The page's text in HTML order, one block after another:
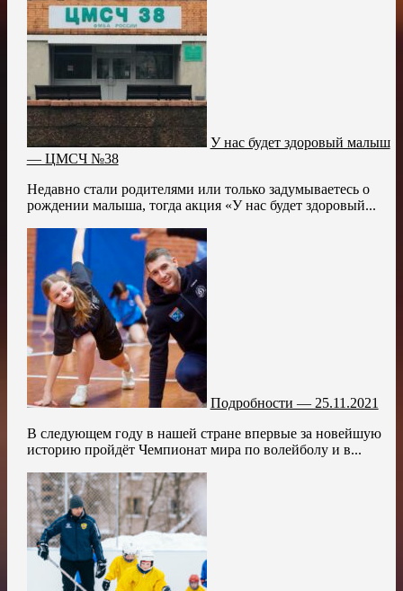
У нас будет здоровый малыш
— ЦМСЧ №38
Недавно стали родителями или только задумываетесь о
рождении малыша, тогда акция «У нас будет здоровый...
Подробности — 25.11.2021
В следующем году в нашей стране впервые за новейшую
историю пройдёт Чемпионат мира по волейболу и в...